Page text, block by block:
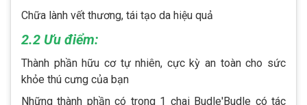
Chữa lành vết thương, tái tạo da hiệu quả
2.2 Ưu điểm:
Thành phần hữu cơ tự nhiên, cực kỳ an toàn cho sức
khỏe thú cưng của bạn
Những thành phần có trong 1 chai Budle'Budle có tác